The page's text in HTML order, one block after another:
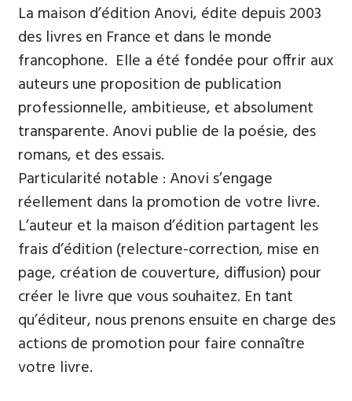
La maison d’édition Anovi, édite depuis 2003
des livres en France et dans le monde
francophone. Elle a été fondée pour offrir aux
auteurs une proposition de publication
professionnelle, ambitieuse, et absolument
transparente. Anovi publie de la poésie, des
romans, et des essais.
Particularité notable : Anovi s’engage
réellement dans la promotion de votre livre.
L’auteur et la maison d’édition partagent les
frais d’édition (relecture-correction, mise en
page, création de couverture, diffusion) pour
créer le livre que vous souhaitez. En tant
qu’éditeur, nous prenons ensuite en charge des
actions de promotion pour faire connaître
votre livre.